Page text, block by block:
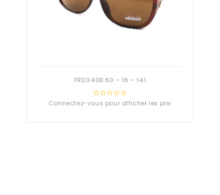
FRD3408 60 – 16 – 141
0
Connectez-vous pour afficher les prix